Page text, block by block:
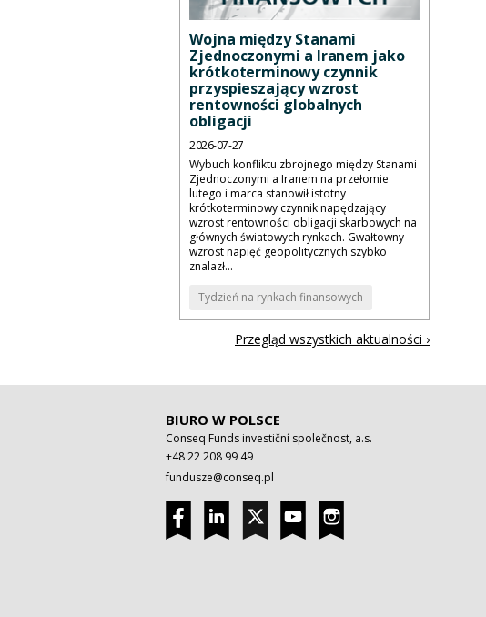
Wojna między Stanami
Zjednoczonymi a Iranem jako
krótkoterminowy czynnik
przyspieszający wzrost
rentowności globalnych
obligacji
2026-07-27
Wybuch konfliktu zbrojnego między Stanami
Zjednoczonymi a Iranem na przełomie
lutego i marca stanowił istotny
krótkoterminowy czynnik napędzający
wzrost rentowności obligacji skarbowych na
głównych światowych rynkach. Gwałtowny
wzrost napięć geopolitycznych szybko
znalazł...
Tydzień na rynkach finansowych
Przegląd wszystkich aktualności ›
BIURO W POLSCE
Conseq Funds investiční společnost, a.s.
+48 22 208 99 49
fundusze@conseq.pl